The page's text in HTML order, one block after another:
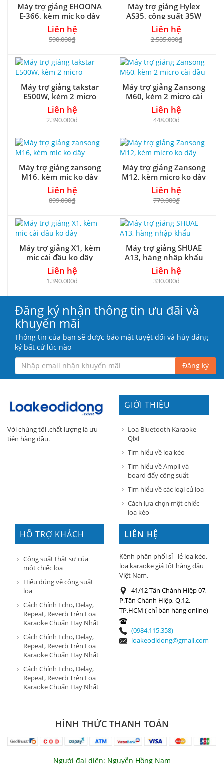
Máy trợ giảng EHOONA
E-366, kèm mic ko dây
Liên hệ
590.000₫
Máy trợ giảng Hylex
AS35, công suất 35W
Liên hệ
2.585.000₫
Máy trợ giảng takstar
E500W, kèm 2 micro
Liên hệ
2.390.000₫
Máy trợ giảng Zansong
M60, kèm 2 micro cài
đầu
Liên hệ
448.000₫
Máy trợ giảng zansong
M16, kèm mic ko dây
Liên hệ
899.000₫
Máy trợ giảng Zansong
M12, kèm micro ko dây
Liên hệ
779.000₫
Máy trợ giảng X1, kèm
mic cài đầu ko dây
Liên hệ
1.390.000₫
Máy trợ giảng SHUAE
A13, hàng nhập khẩu
Liên hệ
330.000₫
Đăng ký nhận thông tin ưu đãi và
khuyến mãi
Thông tin của bạn sẽ được bảo mật tuyệt đối và hủy đăng
ký bất cứ lúc nào
Đăng ký
Với chúng tôi ,chất lượng là ưu
tiên hàng đầu.
GIỚI THIỆU
Loa Bluetooth Karaoke
Qixi
Tìm hiểu về loa kéo
Tìm hiểu về Ampli và
board đẩy công suất
Tìm hiểu về các loại củ loa
Cách lựa chọn một chiếc
loa kéo
HỖ TRỢ KHÁCH
HÀNG
Công suất thật sự của
một chiếc loa
Hiểu đúng về công suất
loa
Cách Chỉnh Echo, Delay,
Repeat, Reverb Trên Loa
Karaoke Chuẩn Hay Nhất
Cách Chỉnh Echo, Delay,
Repeat, Reverb Trên Loa
Karaoke Chuẩn Hay Nhất
Cách Chỉnh Echo, Delay,
Repeat, Reverb Trên Loa
Karaoke Chuẩn Hay Nhất
LIÊN HỆ
Kênh phân phối sỉ - lẻ loa kéo,
loa karaoke giá tốt hàng đầu
Việt Nam.
41/12 Tân Chánh Hiệp 07,
P.Tân Chánh Hiệp, Q.12,
TP.HCM ( chỉ bán hàng online)
(0984.115.358)
loakeodidong@gmail.com
HÌNH THỨC THANH TOÁN
Người đại diện: Nguyễn Hồng Nam